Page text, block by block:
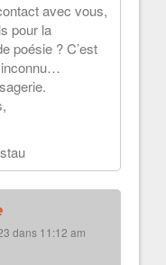
avec vous,
pour la
poésie ? C’est
inconnu…
dans 11:12 am